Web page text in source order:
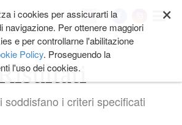
My ×
i cookies per assicurarti la
navigazione. Per ottenere maggiori
e per controllarne l'abilitazione
Policy. Proseguendo la
l'uso dei cookies.
soddisfano i criteri specificati